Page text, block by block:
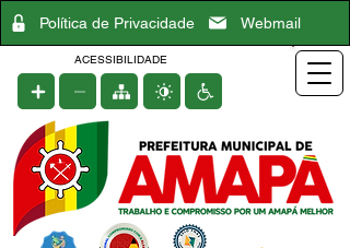
Política de Privacidade Webmail
ACESSIBILIDADE